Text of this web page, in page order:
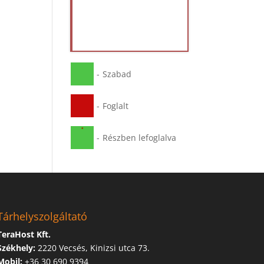
- Szabad
- Foglalt
·
- Részben lefoglalva
Kft.
2220 Vecsés, Kinizsi utca 73.
+36 30 690 9394